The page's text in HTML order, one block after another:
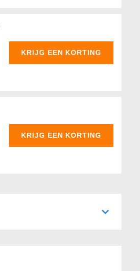
KRIJG EEN KORTING
KRIJG EEN KORTING